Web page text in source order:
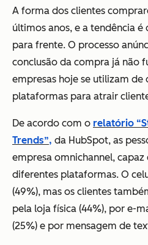
A forma dos clientes
últimos anos, e a tendência é
para frente. O processo
conclusão da compra já não
empresas hoje se utilizam de
plataformas para atrair
De acordo com o relatório
Trends”, da HubSpot, as
empresa omnichannel,
diferentes plataformas. O
(49%), mas os clientes
pela loja física (44%), por e-
(25%) e por mensagem de